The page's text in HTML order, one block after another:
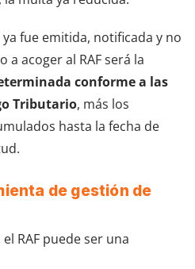
fue emitida, notificada y no
a acoger al RAF será la
conforme a las
Tributario, más los
hasta la fecha de
de gestión de
RAF puede ser una